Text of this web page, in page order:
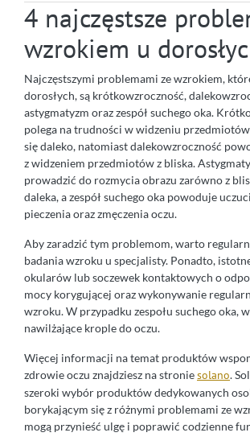
4 najczęstsze
wzrokiem u
Najczęstszymi problemami ze wzrokiem,
dorosłych, są krótkowzroczność,
astygmatyzm oraz zespół suchego oka.
polega na trudności w widzeniu
się daleko, natomiast dalekowzroczność
z widzeniem przedmiotów z bliska.
prowadzić do rozmycia obrazu zarówno z
daleka, a zespół suchego oka powoduje
pieczenia oraz zmęczenia oczu.
Aby zaradzić tym problemom, warto
badania wzroku u specjalisty. Ponadto,
okularów lub soczewek kontaktowych o
mocy korygującej oraz wykonywanie
wzroku. W przypadku zespołu suchego oka,
nawilżające krople do oczu.
Więcej informacji na temat produktów
zdrowie oczu znajdziesz na stroniesolano.
szeroki wybór produktów dedykowanych
borykającym się z różnymi problemami ze
mogą przynieść ulgę i poprawić codzienne